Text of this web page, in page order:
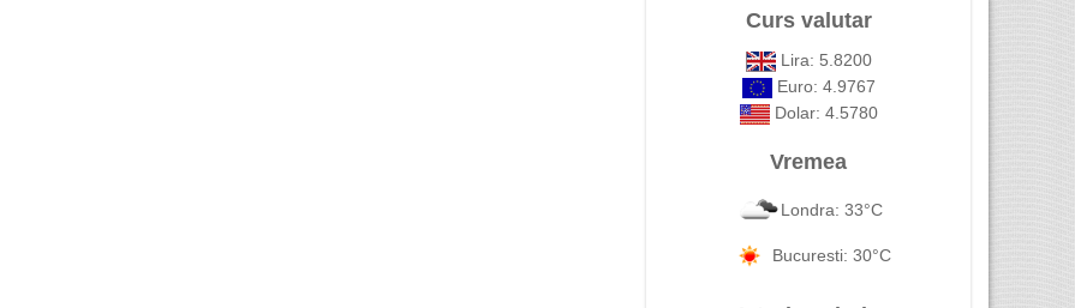
Curs valutar
Lira: 5.8200
Euro: 4.9767
Dolar: 4.5780
Vremea
Londra: 33°C
Bucuresti: 30°C